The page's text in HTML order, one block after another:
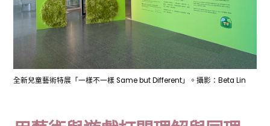
全新兒童藝術特展「一樣不一樣 Same but Different」。攝影：Beta Lin